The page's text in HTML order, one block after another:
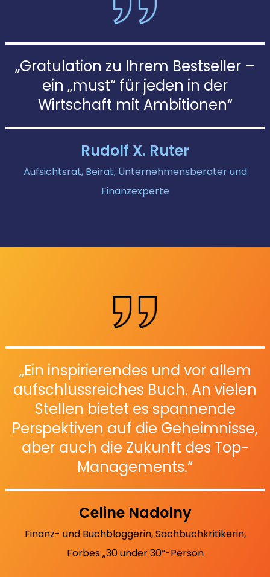
„Gratulation zu Ihrem Bestseller –
ein „must“ für jeden in der
Wirtschaft mit Ambitionen“
Rudolf X. Ruter
Aufsichtsrat, Beirat, Unternehmensberater und
Finanzexperte
„Ein inspirierendes und vor allem
aufschlussreiches Buch. An vielen
Stellen bietet es spannende
Perspektiven auf die Geheimnisse,
aber auch die Zukunft des Top-
Managements.“
Celine Nadolny
Finanz- und Buchbloggerin, Sachbuchkritikerin,
Forbes „30 under 30“-Person